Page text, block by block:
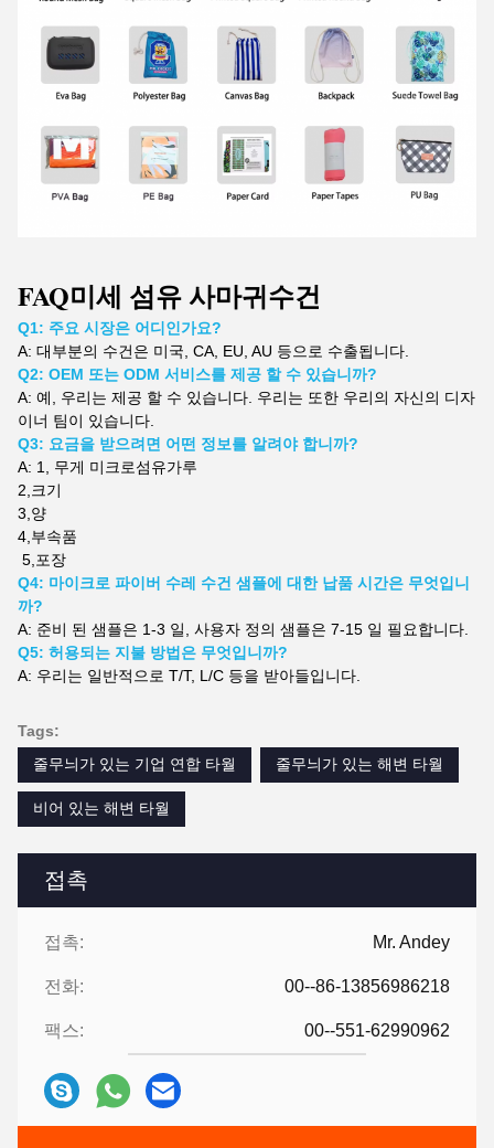
접촉
접촉: Mr. Andey
전화: 00--86-13856986218
팩스: 00--551-62990962
FAQ미세 섬유 사마귀수건
Q1: 주요 시장은 어디인가요?
A: 대부분의 수건은 미국, CA, EU, AU 등으로 수출됩니다.
Q2: OEM 또는 ODM 서비스를 제공 할 수 있습니까?
A: 예, 우리는 제공 할 수 있습니다. 우리는 또한 우리의 자신의 디자
이너 팀이 있습니다.
Q3: 요금을 받으려면 어떤 정보를 알려야 합니까?
A: 1, 무게 미크로섬유가루
2, 크기
3, 양
4, 부속품
5, 포장
Q4: 마이크로 파이버 수레 수건 샘플에 대한 납품 시간은 무엇입니
까?
A: 준비 된 샘플은 1-3 일, 사용자 정의 샘플은 7-15 일 필요합니다.
Q5: 허용되는 지불 방법은 무엇입니까?
A: 우리는 일반적으로 T/T, L/C 등을 받아들입니다.
Tags:
줄무늬가 있는 기업 연합 타월
줄무늬가 있는 해변 타월
비어 있는 해변 타월